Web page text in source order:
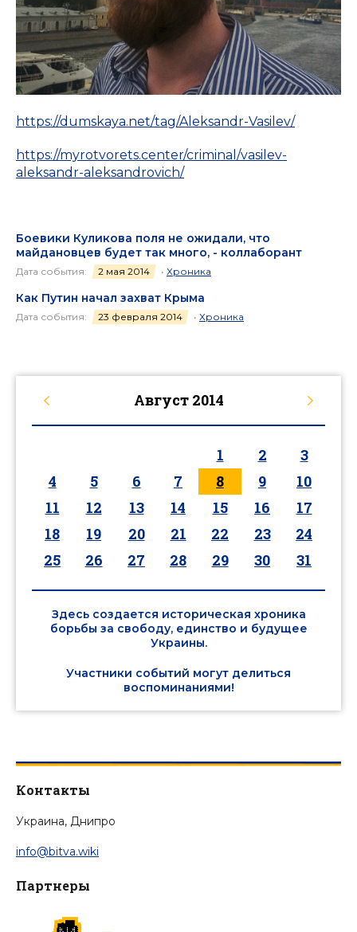
https://dumskaya.net/tag/Aleksandr-Vasilev/
https://myrotvorets.center/criminal/vasilev-
aleksandr-aleksandrovich/
Боевики Куликова поля не ожидали, что
майдановцев будет так много, - коллаборант
Дата события: 2 мая 2014 • Хроника
Как Путин начал захват Крыма
Дата события: 23 февраля 2014 • Хроника
Август 2014
1 2
3
4
5 6 7 8 9
10
11
12 13 14 15 16
17
18
19 20 21 22 23
24
25
26 27 28 29 30 31
Здесь создается историческая хроника
борьбы за свободу, единство и будущее
Украины.
Участники событий могут делиться
воспоминаниями!
Контакты
Украина, Днипро
info@bitva.wiki
Партнеры